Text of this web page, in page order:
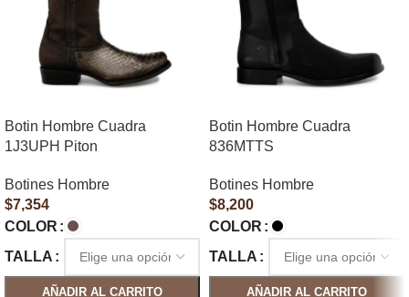
Botin Hombre Cuadra
1J3UPH Piton
Botines Hombre
$7,354
COLOR
TALLA
AÑADIR AL CARRITO
Botin Hombre Cuadra
836MTTS
Botines Hombre
$8,200
COLOR
TALLA
AÑADIR AL CARRITO